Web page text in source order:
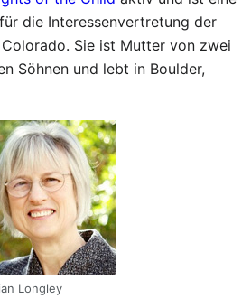
die Interessenvertretung der
Sie ist Mutter von zwei
Söhnen und lebt in Boulder,
Longley